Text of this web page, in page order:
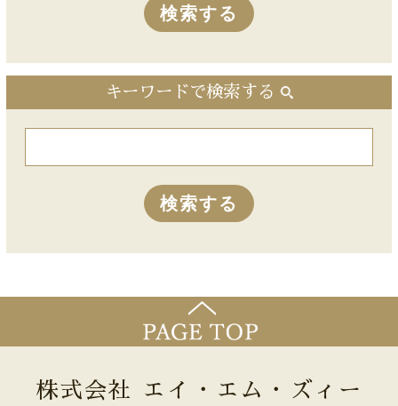
キーワードで検索する
株式会社 エイ・エム・ズィー